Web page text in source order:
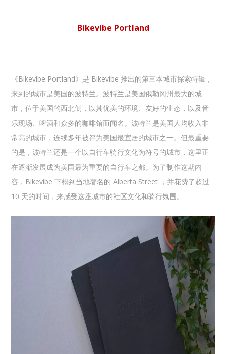
Bikevibe Portland
《Bikevibe Portland》是 Bikevibe 推出的第三本城市探索特辑，
来到的城市是美国的波特兰。波特兰是美国俄勒冈州最大的城
市，位于美国的西北侧，以其优美的环境、友好的生态，以及音
乐现场、啤酒和众多的咖啡馆而闻名。波特兰是美国人均收入非
常高的城市，连续多年被评为美国最宜居的城市之一。但最重要
的是，波特兰还是一个以自行车骑行文化为符号的城市，这里正
在逐渐发展成为美国最为重要的自行车之都。为了制作这期内
容，Bikevibe 下榻到当地著名的 Alberta Street ，并花费了超过
10 天的时间，来感受这座城市的社区文化和骑行氛围。